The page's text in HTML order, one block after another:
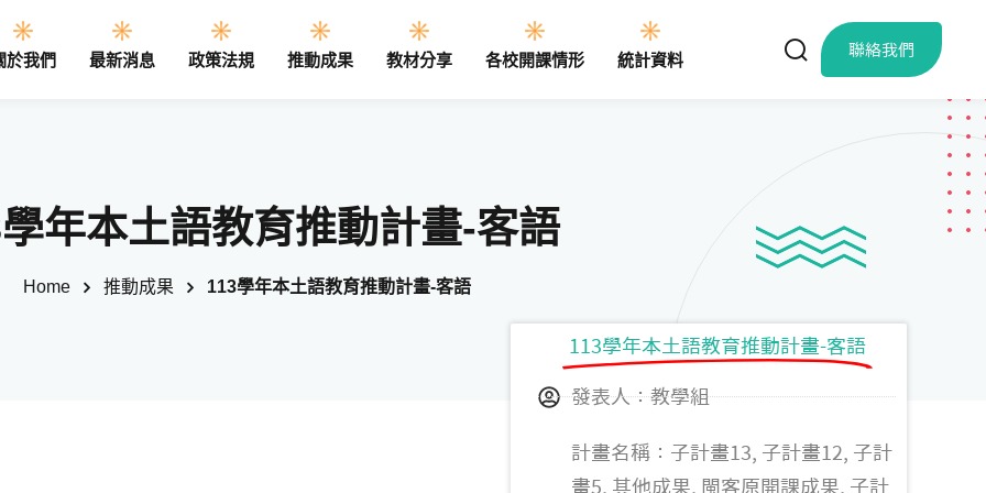
於我們 最新消息 政策法規 推動成果 教材分享 各校開課情形 統計資料 聯絡我們
年本土語教育推動計畫-客語
Home 推動成果 113學年本土語教育推動計畫-客語
113學年本土語教育推動計畫-客語
發表人：教學組
計畫名稱：子計畫13, 子計畫12, 子計
畫5, 其他成果, 閩客原開課成果, 子計
Sign in